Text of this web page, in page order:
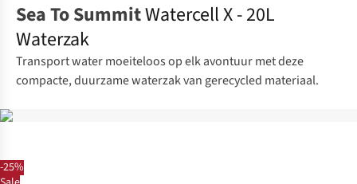
-25%
Sea To SummitWatercell X - 20L
Waterzak
Transport water moeiteloos op elk avontuur met deze
compacte, duurzame waterzak van gerecycled materiaal.